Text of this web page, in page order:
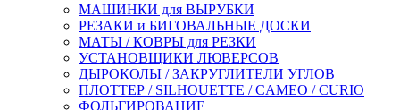
МАШИНКИ для ВЫРУБКИ
РЕЗАКИ и БИГОВАЛЬНЫЕ ДОСКИ
МАТЫ / КОВРЫ для РЕЗКИ
УСТАНОВЩИКИ ЛЮВЕРСОВ
ДЫРОКОЛЫ / ЗАКРУГЛИТЕЛИ УГЛОВ
ПЛОТТЕР / SILHOUETTE / CAMEO / CURIO
ФОЛЬГИРОВАНИЕ